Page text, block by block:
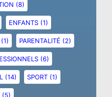
(8)
ENFANTS (1)
(1) PARENTALITÉ (2)
(6)
(14) SPORT (1)
(5)